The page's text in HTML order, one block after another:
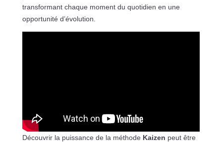
transformant chaque moment du quotidien en une
opportunité d’évolution.
Découvrir la puissance de la méthode Kaizen peut être